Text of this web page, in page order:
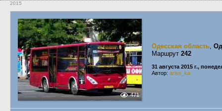
2015
471
Одесская область,
Маршрут 242
31 августа 2015 г.,
Автор: ariss_ka